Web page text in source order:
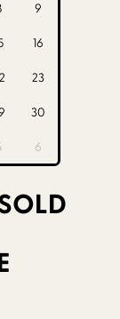
9
16
23
30
6